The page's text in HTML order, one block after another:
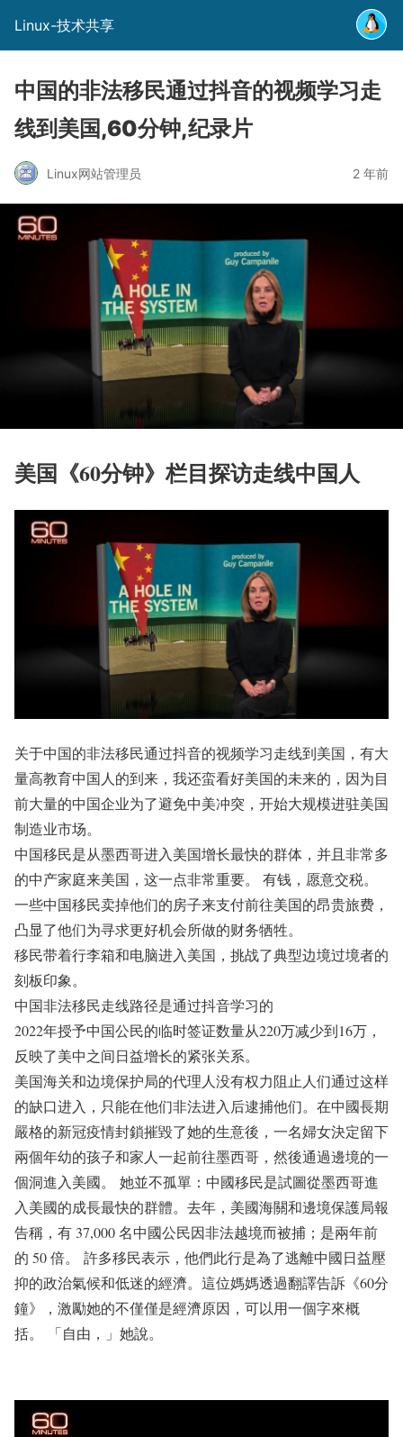
Linux-技术共享
中国的非法移民通过抖音的视频学习走
线到美国,60分钟,纪录片
Linux网站管理员 2 年前
美国《60分钟》栏目探访走线中国人
关于中国的非法移民通过抖音的视频学习走线到美国，有大
量高教育中国人的到来，我还蛮看好美国的未来的，因为目
前大量的中国企业为了避免中美冲突，开始大规模进驻美国
制造业市场。
中国移民是从墨西哥进入美国增长最快的群体，并且非常多
的中产家庭来美国，这一点非常重要。 有钱，愿意交税。
一些中国移民卖掉他们的房子来支付前往美国的昂贵旅费，
凸显了他们为寻求更好机会所做的财务牺牲。
移民带着行李箱和电脑进入美国，挑战了典型边境过境者的
刻板印象。
中国非法移民走线路径是通过抖音学习的
2022年授予中国公民的临时签证数量从220万减少到16万，
反映了美中之间日益增长的紧张关系。
美国海关和边境保护局的代理人没有权力阻止人们通过这样
的缺口进入，只能在他们非法进入后逮捕他们。在中國長期
嚴格的新冠疫情封鎖摧毀了她的生意後，一名婦女決定留下
兩個年幼的孩子和家人一起前往墨西哥，然後通過邊境的一
個洞進入美國。 她並不孤單：中國移民是試圖從墨西哥進
入美國的成長最快的群體。去年，美國海關和邊境保護局報
告稱，有 37,000 名中國公民因非法越境而被捕；是兩年前
的 50 倍。 許多移民表示，他們此行是為了逃離中國日益壓
抑的政治氣候和低迷的經濟。這位媽媽透過翻譯告訴《60分
鐘》，激勵她的不僅僅是經濟原因，可以用一個字來概
括。 「自由，」她說。